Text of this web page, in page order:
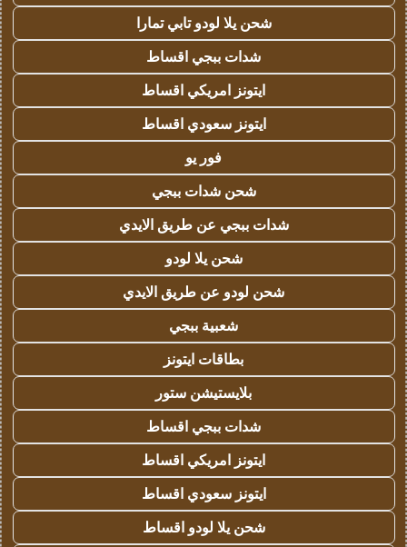
شحن يلا لودو تابي تمارا
شدات ببجي اقساط
ايتونز امريكي اقساط
ايتونز سعودي اقساط
فور يو
شحن شدات ببجي
شدات ببجي عن طريق الايدي
شحن يلا لودو
شحن لودو عن طريق الايدي
شعبية ببجي
بطاقات ايتونز
بلايستيشن ستور
شدات ببجي اقساط
ايتونز امريكي اقساط
ايتونز سعودي اقساط
شحن يلا لودو اقساط